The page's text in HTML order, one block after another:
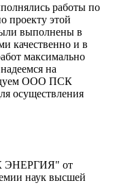
работы по
проекту этой
выполнены в
качественно и в
максимально
на
ООО ПСК
осуществления
ЭНЕРГИЯ" от
наук высшей